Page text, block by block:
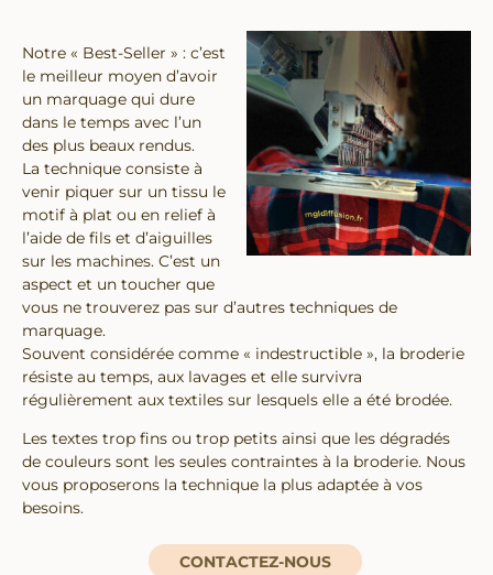
RETOUR
RETOUR
Notre « Best-Seller » : c’est
le meilleur moyen d’avoir
un marquage qui dure
dans le temps avec l’un
des plus beaux rendus.
La technique consiste à
venir piquer sur un tissu le
motif à plat ou en relief à
l’aide de fils et d’aiguilles
sur les machines. C’est un
aspect et un toucher que
vous ne trouverez pas sur d’autres techniques de
marquage.
Souvent considérée comme « indestructible », la broderie
résiste au temps, aux lavages et elle survivra
régulièrement aux textiles sur lesquels elle a été brodée.
Les textes trop fins ou trop petits ainsi que les dégradés
de couleurs sont les seules contraintes à la broderie. Nous
vous proposerons la technique la plus adaptée à vos
besoins.
CONTACTEZ-NOUS